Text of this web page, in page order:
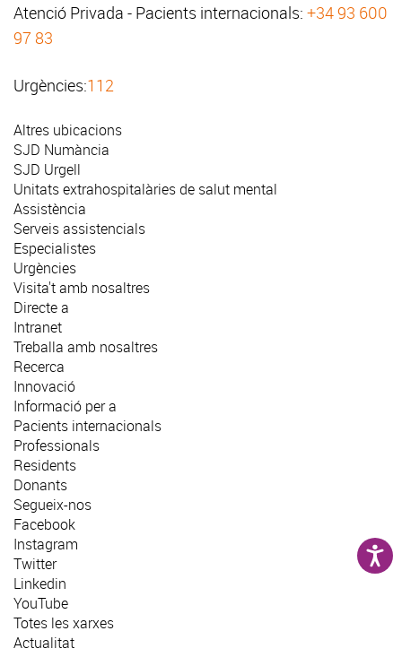
Atenció Privada - Pacients internacionals: +34 93 600
97 83
Urgències:112
Altres ubicacions
SJD Numància
SJD Urgell
Unitats extrahospitalàries de salut mental
Assistència
Serveis assistencials
Especialistes
Urgències
Visita't amb nosaltres
Directe a
Intranet
Treballa amb nosaltres
Recerca
Innovació
Informació per a
Pacients internacionals
Professionals
Residents
Donants
Segueix-nos
Facebook
Instagram
Twitter
Linkedin
YouTube
Totes les xarxes
Actualitat